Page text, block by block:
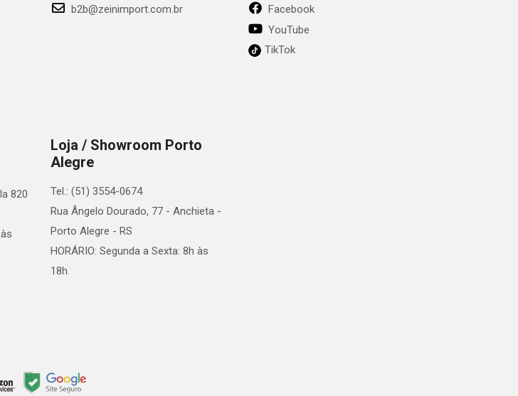
b2b@zeinimport.com.br
Facebook
YouTube
TikTok
820
Loja / Showroom Porto
Alegre
Tel.: (51) 3554-0674
Rua Ângelo Dourado, 77 - Anchieta -
Porto Alegre - RS
HORÁRIO: Segunda a Sexta: 8h às
18h.